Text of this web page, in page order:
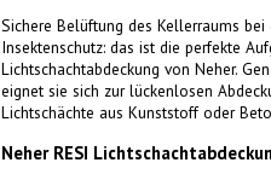
Sichere Belüftung des Kellerraums
Insektenschutz: das ist die perfekte
Lichtschachtabdeckung von Neher.
eignet sie sich zur lückenlosen
Lichtschächte aus Kunststoff oder
Neher RESI